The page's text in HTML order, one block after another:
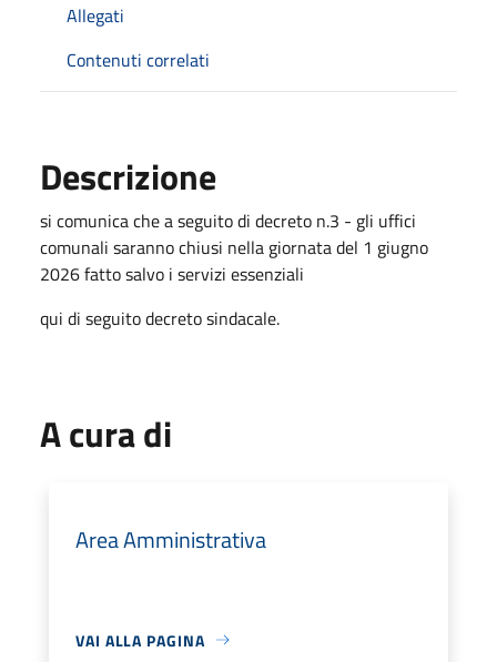
Allegati
Contenuti correlati
Descrizione
si comunica che a seguito di decreto n.3 - gli uffici
comunali saranno chiusi nella giornata del 1 giugno
2026 fatto salvo i servizi essenziali
qui di seguito decreto sindacale.
A cura di
Area Amministrativa
VAI ALLA PAGINA